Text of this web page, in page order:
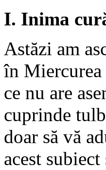
I. Inima
Astăzi am
în Miercurea
ce nu are
cuprinde
doar să vă
acest